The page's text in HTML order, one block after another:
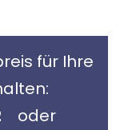
für Ihre
oder